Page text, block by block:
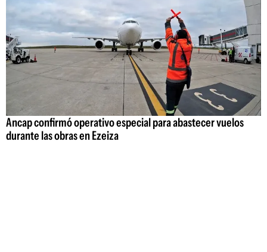
Ancap confirmó operativo especial para abastecer vuelos
durante las obras en Ezeiza